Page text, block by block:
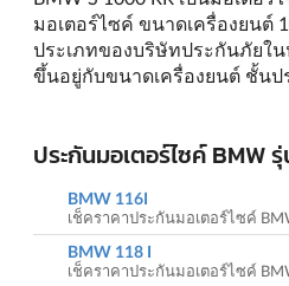
มอเตอร์ไซค์ ขนาดเครื่องยนต์
ประเภทของบริษัทประกันภัยใน
ขึ้นอยู่กับขนาดเครื่องยนต์ ชั้นป
ประกันมอเตอร์ไซค์ BMW
BMW 116I
เช็คราคาประกันมอเตอร์ไซค์
BMW 118 I
เช็คราคาประกันมอเตอร์ไซค์